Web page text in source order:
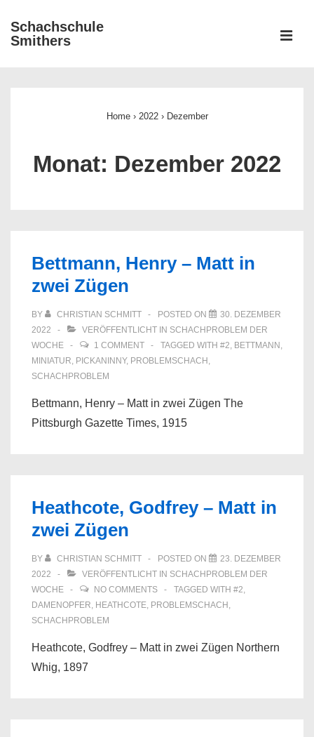
Zum
Inhalt
Schachschule
Smithers
Home › 2022 › Dezember
Monat: Dezember 2022
Bettmann, Henry – Matt in
zwei Zügen
BY CHRISTIAN SCHMITT POSTED ON
30. DEZEMBER
2022
VERÖFFENTLICHT IN SCHACHPROBLEM DER
WOCHE
1 COMMENT TAGGED WITH #2, BETTMANN ,
MINIATUR, PICKANINNY, PROBLEMSCHACH ,
SCHACHPROBLEM
Bettmann, Henry – Matt in zwei Zügen The
Pittsburgh Gazette Times, 1915
Heathcote, Godfrey – Matt in
zwei Zügen
BY CHRISTIAN SCHMITT POSTED ON
23. DEZEMBER
2022
VERÖFFENTLICHT IN SCHACHPROBLEM DER
WOCHE
NO COMMENTS TAGGED WITH #2,
DAMENOPFER, HEATHCOTE, PROBLEMSCHACH ,
SCHACHPROBLEM
Heathcote, Godfrey – Matt in zwei Zügen Northern
Whig, 1897